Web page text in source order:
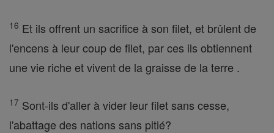
16 Et ils offrent un sacrifice à son filet, et brûlent de
l'encens à leur coup de filet, par ces ils obtiennent
une vie riche et vivent de la graisse de la terre .
17 Sont-ils d'aller à vider leur filet sans cesse,
l'abattage des nations sans pitié?